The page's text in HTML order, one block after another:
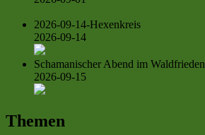
2026-09-14-Hexenkreis
2026-09-14
Schamanischer Abend im Waldfrieden
2026-09-15
Themen